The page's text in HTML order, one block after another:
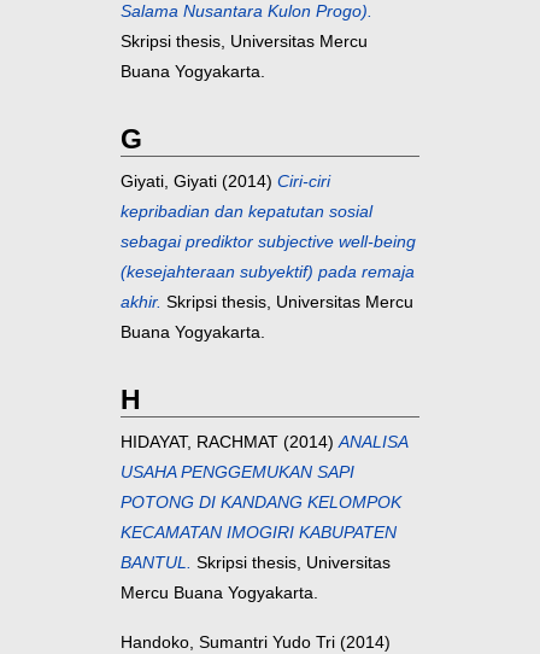
Salama Nusantara Kulon Progo).
Skripsi thesis, Universitas Mercu
Buana Yogyakarta.
G
Giyati, Giyati (2014) Ciri-ciri
kepribadian dan kepatutan sosial
sebagai prediktor subjective well-being
(kesejahteraan subyektif) pada remaja
akhir. Skripsi thesis, Universitas Mercu
Buana Yogyakarta.
H
HIDAYAT, RACHMAT (2014)ANALISA
USAHA PENGGEMUKAN SAPI
POTONG DI KANDANG KELOMPOK
KECAMATAN IMOGIRI KABUPATEN
BANTUL. Skripsi thesis, Universitas
Mercu Buana Yogyakarta.
Handoko, Sumantri Yudo Tri (2014)